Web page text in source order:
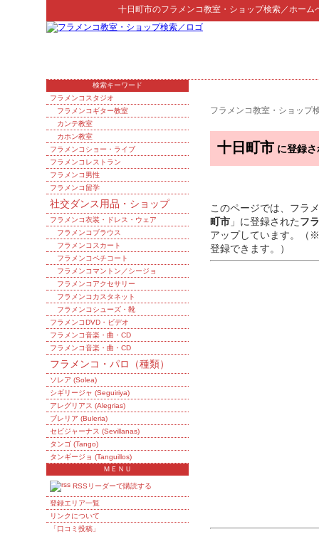
十日町市のフラメンコ教室・ショップ検索／ホーム
フラメンコ教室・ショップ
十日町市 に登録
このページでは、フラ
町市 」に登録されたフ
アップしています。（
登録できます。）
検索キーワード
フラメンコスタジオ
フラメンコギター教室
カンテ教室
カホン教室
フラメンコショー・ライブ
フラメンコレストラン
フラメンコ男性
フラメンコ留学
社交ダンス用品・ショップ
フラメンコ衣装・ドレス・ウェア
フラメンコブラウス
フラメンコスカート
フラメンコペチコート
フラメンコマントン／シージョ
フラメンコアクセサリー
フラメンコカスタネット
フラメンコシューズ・靴
フラメンコDVD・ビデオ
フラメンコ音楽・曲・CD
フラメンコ音楽・曲・CD
フラメンコ・パロ（種類）
ソレア (Solea)
シギリージャ (Seguiriya)
アレグリアス (Alegrias)
ブレリア (Buleria)
セビジャーナス (Sevillanas)
タンゴ (Tango)
タンギージョ (Tanguillos)
ＭＥＮＵ
RSSリーダーで購読する
登録エリア一覧
リンクについて
「口コミ投稿」